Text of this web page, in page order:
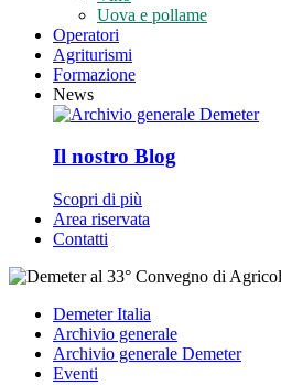
Uova e pollame
Operatori
Agriturismi
Formazione
News
Il nostro Blog
Scopri di più
Area riservata
Contatti
Demeter Italia
Archivio generale
Archivio generale Demeter
Eventi